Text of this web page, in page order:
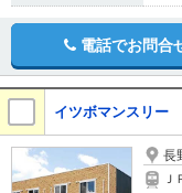
電話でお問合
イツボマンスリー
長